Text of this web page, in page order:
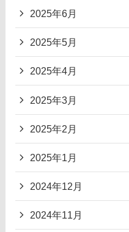
2025年6月
2025年5月
2025年4月
2025年3月
2025年2月
2025年1月
2024年12月
2024年11月